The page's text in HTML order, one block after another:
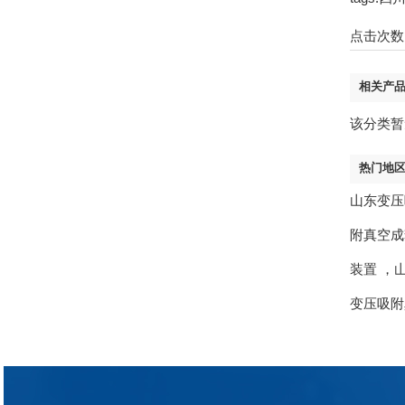
点击次
相关产品
该分类
热门地
山东变
附真空
装置 ，
变压吸